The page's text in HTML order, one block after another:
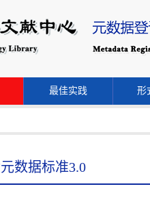
最佳实践 形
数据标准3.0